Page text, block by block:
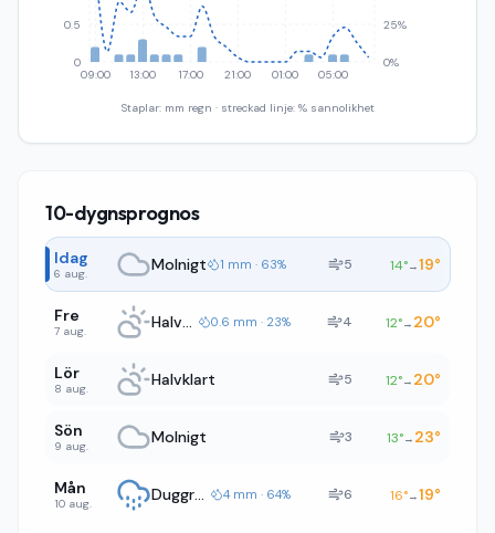
09:00 13:00 17:00 21:00 01:00 05:00
0
0.5
0%
25%
Staplar: mm regn · streckad linje: % sannolikhet
10-dygnsprognos
Idag
6 aug. Molnigt 1 mm · 63% 5 14°→19°
Fre
7 aug. Halvklart 0.6 mm · 23% 4 12°→ 20°
Lör
8 aug. Halvklart 5 12°→ 20°
Sön
9 aug. Molnigt 3 13°→ 23°
Mån
10 aug. Duggregn 4 mm · 64% 6 16°→19°